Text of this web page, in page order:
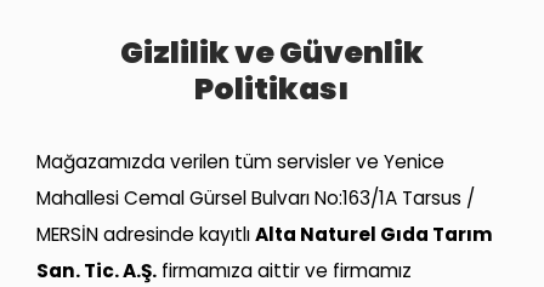
Gizlilik ve Güvenlik
Politikası
Mağazamızda verilen tüm servisler ve Yenice
Mahallesi Cemal Gürsel Bulvarı No:163/1A Tarsus /
MERSİN adresinde kayıtlıAlta Naturel Gıda Tarım
San. Tic. A.Ş. firmamıza aittir ve firmamız